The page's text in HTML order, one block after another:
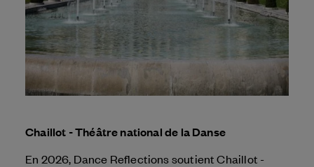
Chaillot - Théâtre national de la Danse
En 2026, Dance Reflections soutient Chaillot -